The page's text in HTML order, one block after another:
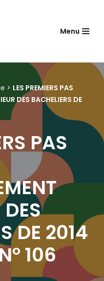
Menu
> LES PREMIERS PAS
DES BACHELIERS DE
PAS
DE 2014
106